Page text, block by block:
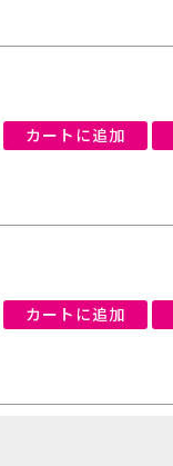
カートに追加
カートに追加